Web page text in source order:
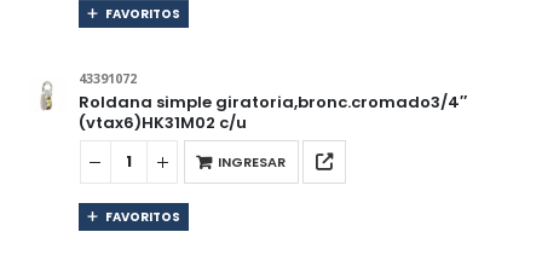
FAVORITOS
43391072
Roldana simple giratoria,bronc.cromado3/4″
(vtax6)HK31M02 c/u
INGRESAR
FAVORITOS